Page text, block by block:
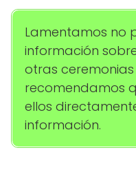
Lamentamos no
información
otras ceremonias
recomendamos
ellos
información.